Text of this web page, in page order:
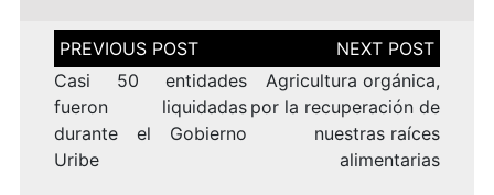
Navegación
de
entradas
Casi 50 entidades
fueron liquidadas
durante el Gobierno
Uribe
Agricultura orgánica,
por la recuperación de
nuestras raíces
alimentarias